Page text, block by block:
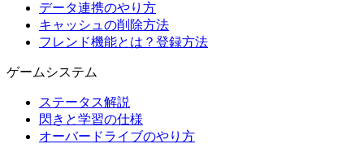
データ連携のやり方
キャッシュの削除方法
フレンド機能とは？登録方法
ゲームシステム
ステータス解説
閃きと学習の仕様
オーバードライブのやり方